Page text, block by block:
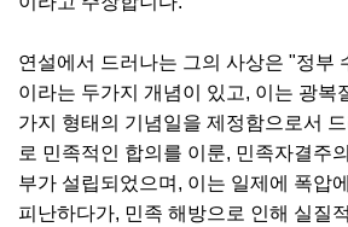
연설에서 드러나는 그의 사상은 "정부
이라는 두가지 개념이 있고, 이는 광복
가지 형태의 기념일을 제정함으로서
로 민족적인 합의를 이룬, 민족자결주
부가 설립되었으며, 이는 일제에 폭압
피난하다가, 민족 해방으로 인해 실질